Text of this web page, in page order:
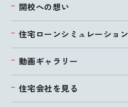
開校への想い
住宅ローンシミュレーション
動画ギャラリー
住宅会社を見る